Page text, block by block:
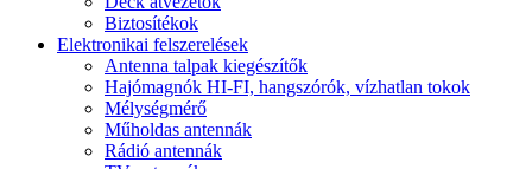
Biztosítékok
Elektronikai felszerelések
Antenna talpak kiegészítők
Hajómagnók HI-FI, hangszórók, vízhatlan tokok
Mélységmérő
Műholdas antennák
Rádió antennák